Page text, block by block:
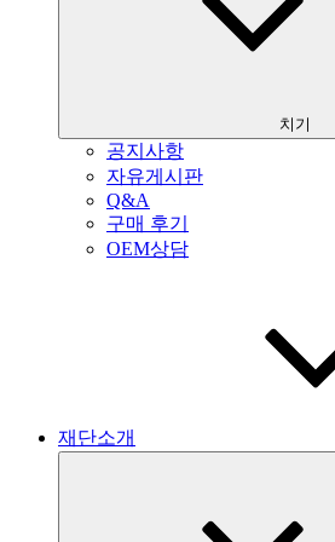
치기
공지사항
자유게시판
Q&A
구매 후기
OEM상담
재단소개